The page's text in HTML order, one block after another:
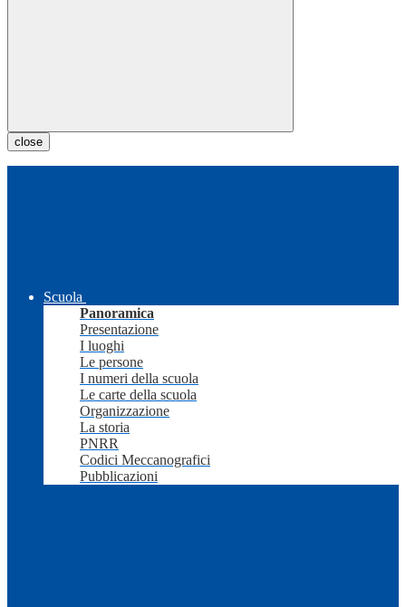
close
Scuola
Panoramica
Presentazione
I luoghi
Le persone
I numeri della scuola
Le carte della scuola
Organizzazione
La storia
PNRR
Codici Meccanografici
Pubblicazioni